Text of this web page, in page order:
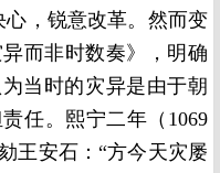
，锐意改革。然而变
而非时数奏》，明确
当时的灾异是由于朝
任。熙宁二年（1069
王安石：“方今天灾屡